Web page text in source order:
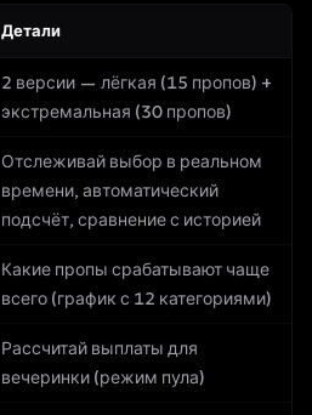
Детали
2 версии — лёгкая (15 пропов) +
экстремальная (30 пропов)
Отслеживай выбор в реальном
времени, автоматический
подсчёт, сравнение с историей
Какие пропы срабатывают чаще
всего (график с 12 категориями)
Рассчитай выплаты для
вечеринки (режим пула)